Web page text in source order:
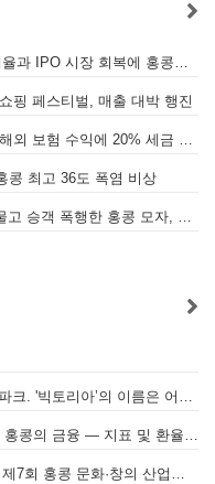
[홍콩뉴스] 외국인 금융 전문가들, 낮은 세율과 IPO 시장 회복에 홍콩으로 '대거 복귀'
핑 페스티벌, 매출 대박 행진
[홍콩금융] "홍콩 보험 과세 폭탄"…중국, 해외 보험 수익에 20% 세금 부과로 관련주 급락
콩 최고 36도 폭염 비상
[홍콩뉴스] 싱가포르 창이공항서 경찰 깨물고 승객 폭행한 홍콩 모자, 결국 감옥행
빅토리아 하버, 빅토리아 피크, 빅토리아 파크. '빅토리아’의 이름은 어떻게 온 걸까? - [이승권 원장의 생활칼럼]
[숫자로 보는 홍콩 교민 생활 경제] 제4회: 홍콩의 금융 — 지표 및 환율, MPF 운영 현황
[기획특집] 숫자로 읽는 홍콩 경제 트렌드 제7회 홍콩 문화·창의 산업의 구조와 분야별 동향